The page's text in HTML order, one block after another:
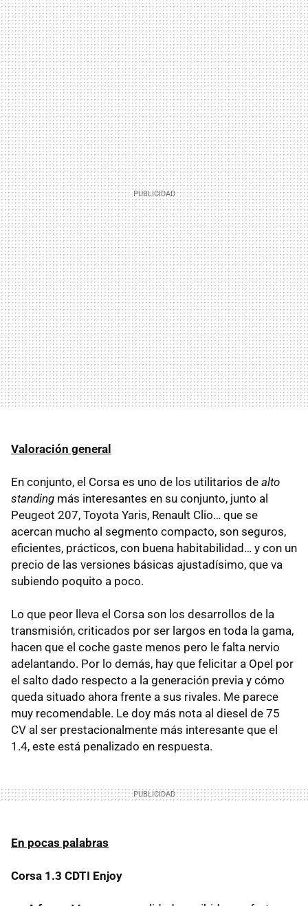
Valoración general
En conjunto, el Corsa es uno de los utilitarios de alto
standing más interesantes en su conjunto, junto al
Peugeot 207, Toyota Yaris, Renault Clio… que se
acercan mucho al segmento compacto, son seguros,
eficientes, prácticos, con buena habitabilidad… y con un
precio de las versiones básicas ajustadísimo, que va
subiendo poquito a poco.
Lo que peor lleva el Corsa son los desarrollos de la
transmisión, criticados por ser largos en toda la gama,
hacen que el coche gaste menos pero le falta nervio
adelantando. Por lo demás, hay que felicitar a Opel por
el salto dado respecto a la generación previa y cómo
queda situado ahora frente a sus rivales. Me parece
muy recomendable. Le doy más nota al diesel de 75
CV al ser prestacionalmente más interesante que el
1.4, este está penalizado en respuesta.
En pocas palabras
Corsa 1.3 CDTI Enjoy